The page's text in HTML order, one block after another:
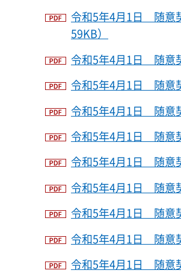
令和5年4月1日 随意
59KB）
令和5年4月1日 随意
令和5年4月1日 随意
令和5年4月1日 随意
令和5年4月1日 随意
令和5年4月1日 随意
令和5年4月1日 随意
令和5年4月1日 随意
令和5年4月1日 随意
令和5年4月1日 随意